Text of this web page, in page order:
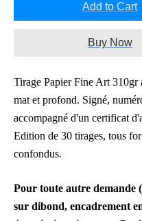
Add to Cart
Buy Now
Tirage Papier Fine Art 310gr
mat et profond. Signé,
accompagné d'un certificat
Edition de 30 tirages, tous
confondus.
Pour toute autre demande
sur dibond, encadrement